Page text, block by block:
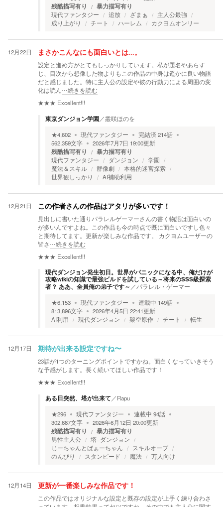
残酷描写有り 暴力描写有り
現代ファンタジー 追放 ざまぁ
主人公最強
成り上がり
チート ハーレム カクヨムオンリー
12月22日 まさかこんなにも面白いとは...。
設定と進め方がとてもしっかりしています。私が題名やあらす
じ、目次から想像した物よりもこの作品の中身は遥かに良い物語
だと感じました。特に主人公の設定や彼の行動力による周囲の変
化は読ん…続きを読む
★★★ Excellent!!!
東京ダンジョン学園／叢咲ほのを
★4,602 現代ファンタジー 完結済214話
562,359文字 2026年7月7日 19:00更新
残酷描写有り 暴力描写有り
現代ファンタジー ダンジョン
学園
魔法＆スキル
群像劇
本格的迷宮探索
世界観しっかり
AI補助利用
12月21日 この作者さんの作品はアタリが多いです！
見出しに書いた通りパラレルゲーマーさんの書く物語は面白いの
が多いんですよね。この作品も今の時点で既に面白いですし色々
と期待してます。更新が楽しみな作品です。 カクヨムユーザーの
皆さ…続きを読む
★★★ Excellent!!!
現代ダンジョン発生初日。世界がパニックになる中、俺だけが
攻略wikiの知識で最強ビルドを試している～将来のSSS級探索
者？ ああ、全員俺の弟子です～ ／パラレル・ゲーマー
★6,153 現代ファンタジー 連載中 149話
813,896文字 2026年4月5日 22:41更新
AI利用
現代ダンジョン 架空原作 チート 転生
12月17日 期待が出来る設定ですね〜
23話が1つのターニングポイントですかね。面白くなっていきそう
な予感がします。長く続いてほしい作品です！
★★★ Excellent!!!
ある日突然、塔が出来て ／Rapu
★296 現代ファンタジー 連載中 94話
302,687文字 2026年6月12日 20:00更新
残酷描写有り 暴力描写有り
男性主人公
塔=ダンジョン
じーちゃんとばぁーちゃん
スキルオーブ
のんびり
スタンピード 魔法 万人向け
12月14日 更新が一番楽しみな作品です！
この作品ではオリジナルな設定と既存の設定が上手く練り合わさ